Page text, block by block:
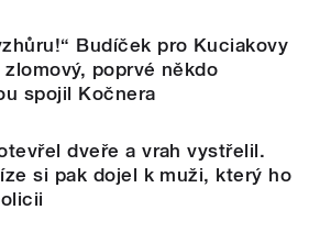
Budíček pro Kuciakovy
zlomový, poprvé někdo
spojil Kočnera
dveře a vrah vystřelil.
si pak dojel k muži, který ho